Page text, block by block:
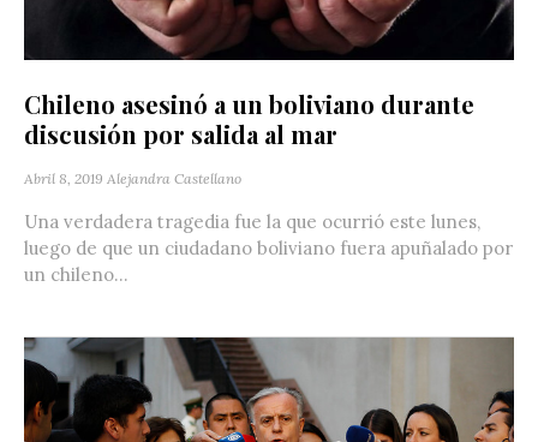
Chileno asesinó a un boliviano durante
discusión por salida al mar
Abril 8, 2019 Alejandra Castellano
Una verdadera tragedia fue la que ocurrió este lunes,
luego de que un ciudadano boliviano fuera apuñalado por
un chileno...